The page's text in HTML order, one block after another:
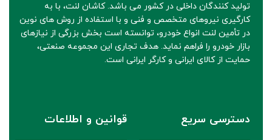
تولید کنندگان داخلی در کشور می باشد. کاشان لنت، با به
کارگیری نیروهای متخصص و فنی و با استفاده از روش های نوین
در تأمین لنت انواع خودرو، توانسته است بخش بزرگی از نیازهای
بازار خودرو را فراهم نماید. هدف تجاری این مجموعه صنعتی،
حمایت از کالای ایرانی و کارگر ایرانی است.
دسترسی سریع قوانین و اطلاعات